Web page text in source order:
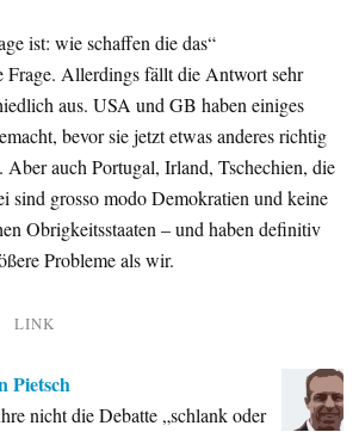
ist: wie schaffen die das“
Frage. Allerdings fällt die Antwort sehr
aus. USA und GB haben einiges
bevor sie jetzt etwas anderes richtig
Aber auch Portugal, Irland, Tschechien, die
sind grosso modo Demokratien und keine
Obrigkeitsstaaten – und haben definitiv
Probleme als wir.
LINK
Pietsch
nicht die Debatte „schlank oder